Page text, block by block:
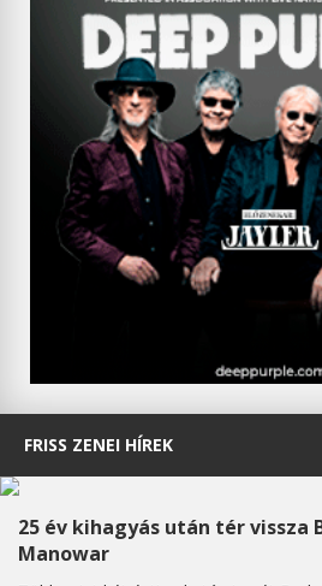
FRISS ZENEI HÍREK
25 év kihagyás után tér vissza
Manowar